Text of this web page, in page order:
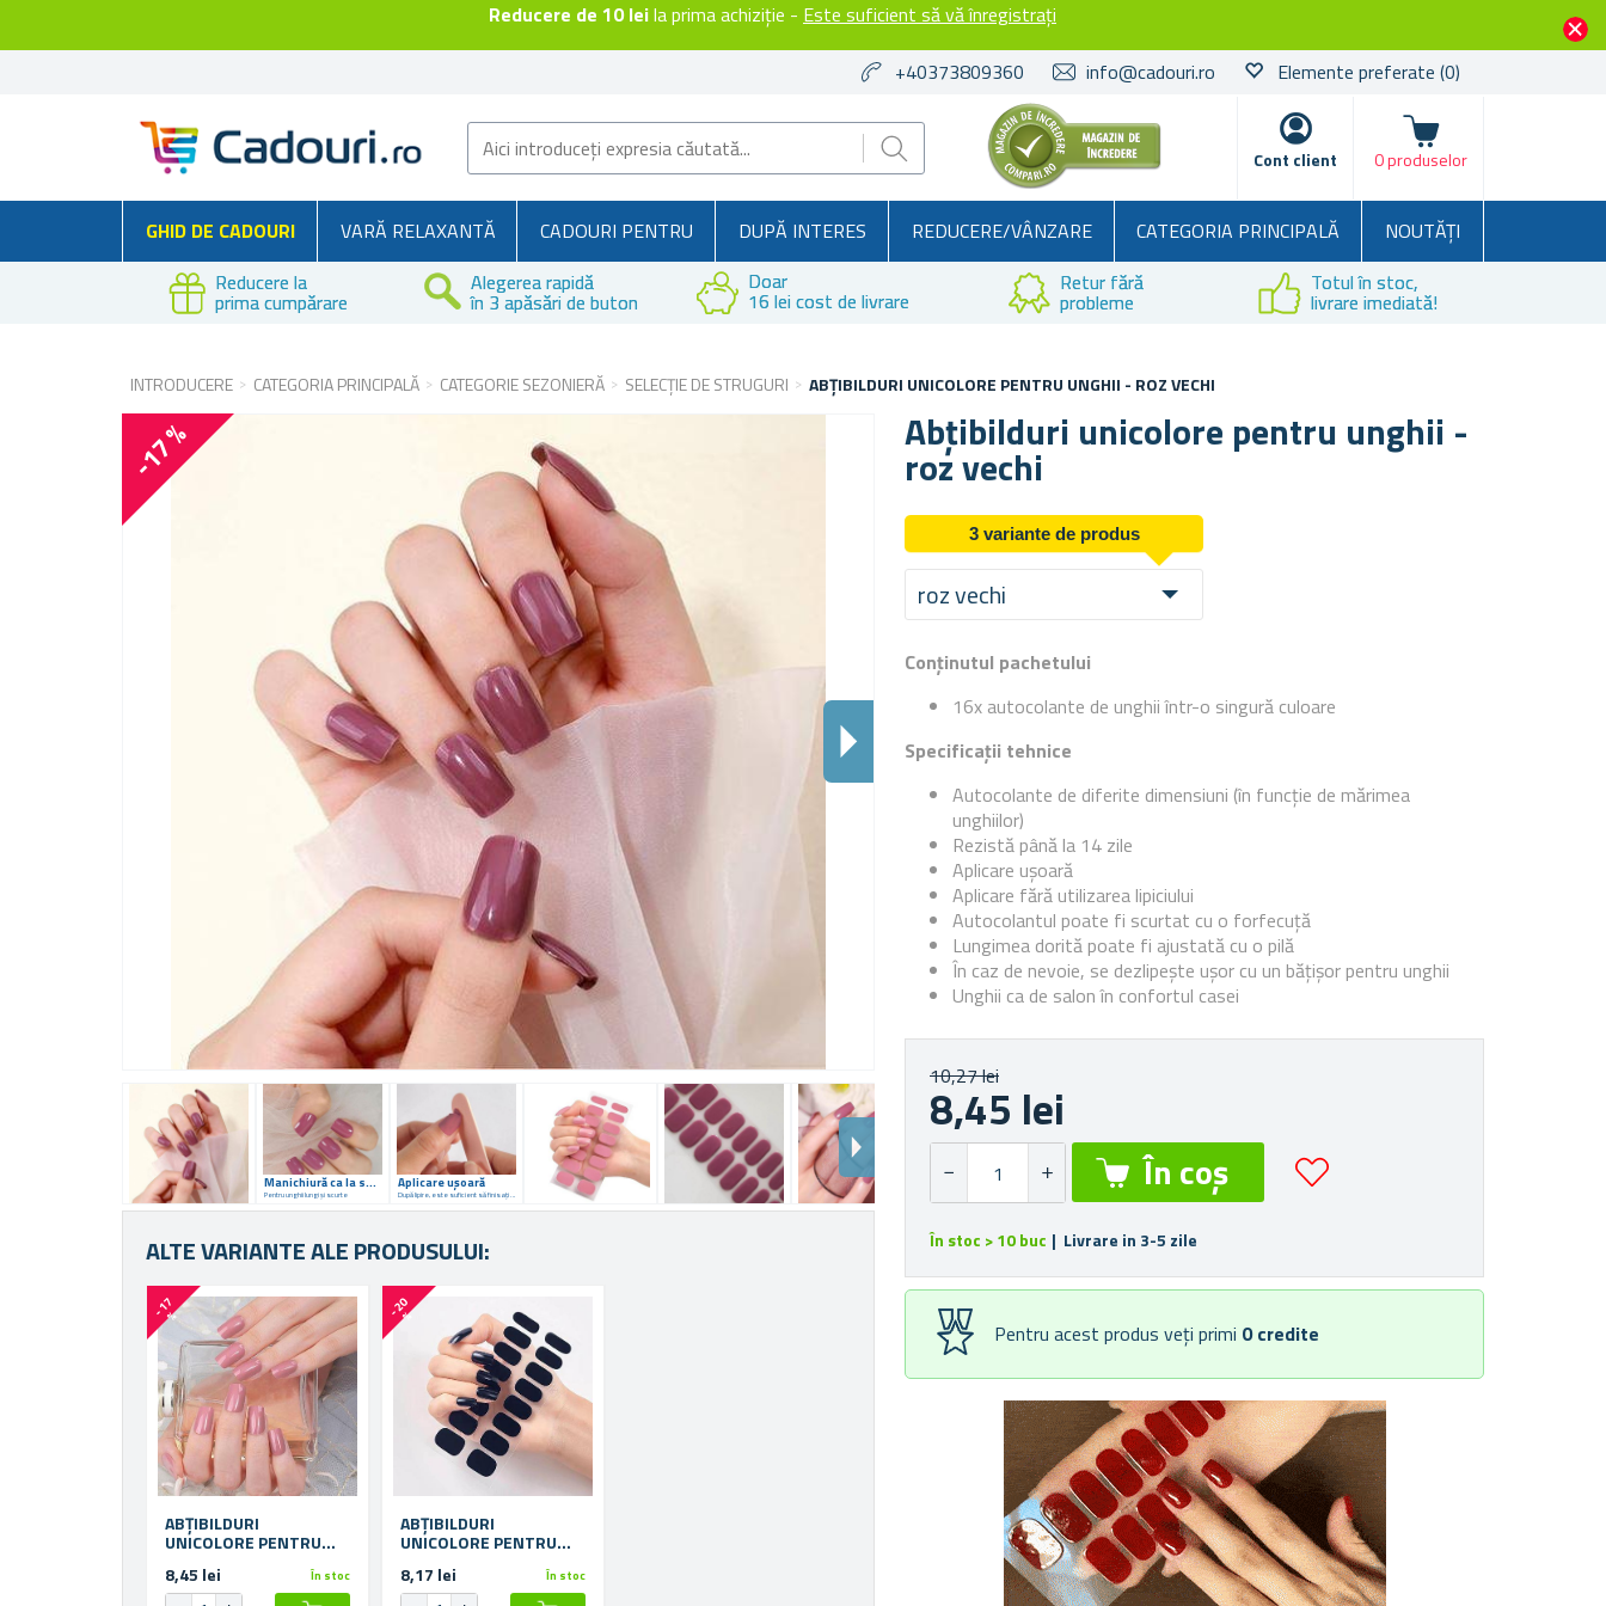
Reducere de 10 leila prima achiziție - Este suficient să vă înregistrați
+40373809360 info@cadouri.ro Elemente preferate (0)
Cont client
Coșul
0 produselor
GHID DE CADOURI VARĂ RELAXANTĂ CADOURI PENTRU DUPĂ INTERES REDUCERE/VÂNZARE CATEGORIA PRINCIPALĂ
NOUTĂȚI
Reducere la
prima cumpărare
Alegerea rapidă
în 3 apăsări de buton
Doar
16 lei cost de livrare
Retur fără
probleme
Totul în stoc,
livrare imediată!
INTRODUCERE CATEGORIA PRINCIPALĂ CATEGORIE SEZONIERĂ SELECȚIE DE STRUGURI ABȚIBILDURI UNICOLORE PENTRU UNGHII - ROZ VECHI
Abțibilduri unicolore pentru unghii -
roz vechi
-17 %
Manichiură ca la salon
Pentru unghii lungi și scurte
Aplicare ușoară
După lipire, este suficient să finisați cu o pilă.
3 variante de produs
roz vechi
Conținutul pachetului
16x autocolante de unghii într-o singură culoare
Specificații tehnice
Autocolante de diferite dimensiuni (în funcție de mărimea
unghiilor)
Rezistă până la 14 zile
Aplicare ușoară
Aplicare fără utilizarea lipiciului
Autocolantul poate fi scurtat cu o forfecuță
Lungimea dorită poate fi ajustată cu o pilă
În caz de nevoie, se dezlipește ușor cu un bățișor pentru unghii
Unghii ca de salon în confortul casei
10,27 lei
8,45 lei
În stoc > 10 buc | Livrare in 3-5 zile
Pentru acest produs veți primi 0 credite
ALTE VARIANTE ALE PRODUSULUI:
-
1
7
%
ABȚIBILDURI
UNICOLORE PENTRU
8,45 lei În stoc
-
2
0
%
ABȚIBILDURI
UNICOLORE PENTRU
8,17 lei În stoc